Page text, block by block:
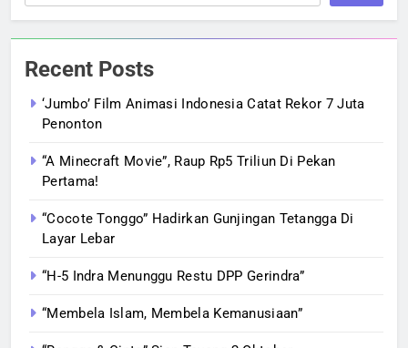
Recent Posts
‘Jumbo’ Film Animasi Indonesia Catat Rekor 7 Juta
Penonton
“A Minecraft Movie”, Raup Rp5 Triliun Di Pekan
Pertama!
“Cocote Tonggo” Hadirkan Gunjingan Tetangga Di
Layar Lebar
“H-5 Indra Menunggu Restu DPP Gerindra”
“Membela Islam, Membela Kemanusiaan”